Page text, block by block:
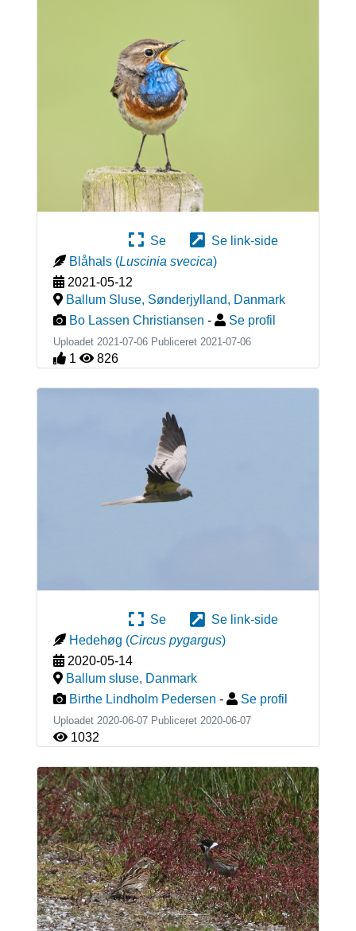
Se
Se link-side
Blåhals (Luscinia svecica)
2021-05-12
Ballum Sluse, Sønderjylland, Danmark
Bo Lassen Christiansen - Se profil
Uploadet 2021-07-06 Publiceret 2021-07-06
1 826
Se
Se link-side
Hedehøg (Circus pygargus)
2020-05-14
Ballum sluse, Danmark
Birthe Lindholm Pedersen - Se profil
Uploadet 2020-06-07 Publiceret 2020-06-07
1032